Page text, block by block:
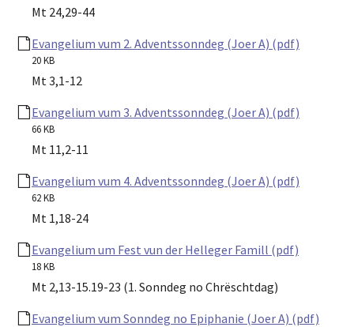
Mt 24,29-44
Evangelium vum 2. Adventssonndeg (Joer A) (pdf)
20 KB
Mt 3,1-12
Evangelium vum 3. Adventssonndeg (Joer A) (pdf)
66 KB
Mt 11,2-11
Evangelium vum 4. Adventssonndeg (Joer A) (pdf)
62 KB
Mt 1,18-24
Evangelium um Fest vun der Helleger Famill (pdf)
18 KB
Mt 2,13-15.19-23 (1. Sonndeg no Chrëschtdag)
Evangelium vum Sonndeg no Epiphanie (Joer A) (pdf)